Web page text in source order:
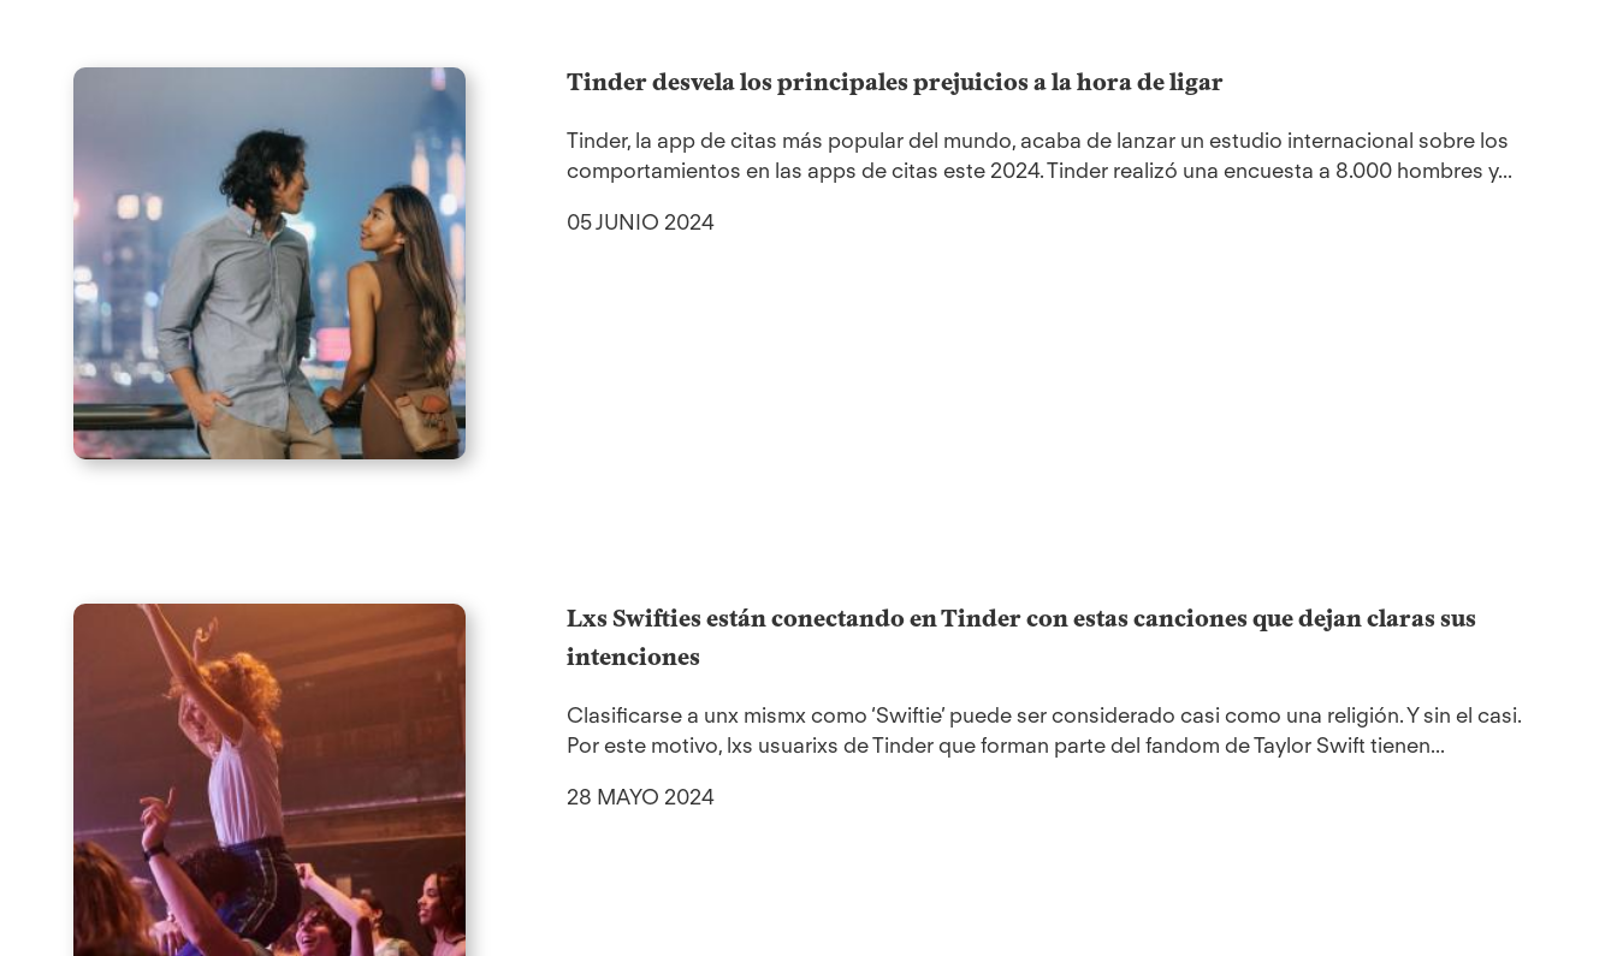
Tinder desvela los principales prejuicios a la hora de ligar
Tinder, la app de citas más popular del mundo, acaba de lanzar un estudio internacional sobre los
comportamientos en las apps de citas este 2024. Tinder realizó una encuesta a 8.000 hombres y...
05 JUNIO 2024
Lxs Swifties están conectando en Tinder con estas canciones que dejan claras sus
intenciones
Clasificarse a unx mismx como ‘Swiftie’ puede ser considerado casi como una religión. Y sin el casi.
Por este motivo, lxs usuarixs de Tinder que forman parte del fandom de Taylor Swift tienen...
28 MAYO 2024